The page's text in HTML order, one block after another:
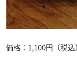
価格：1,100円（税込）